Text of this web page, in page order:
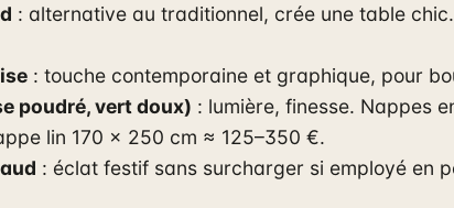
: alternative au traditionnel, crée une table
: touche contemporaine et graphique, pour
poudré, vert doux) : lumière, finesse. Nappes
lin 170 x 250 cm ≈ 125–350 €.
: éclat festif sans surcharger si employé en